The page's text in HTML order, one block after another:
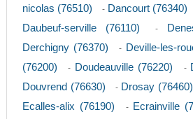
nicolas (76510)
- Dancourt (76340)
Daubeuf-serville (76110) -
Derchigny (76370) - Deville-les-
(76200)
- Doudeauville (76220) -
Douvrend (76630) - Drosay (76460)
Ecalles-alix (76190) - Ecrainville